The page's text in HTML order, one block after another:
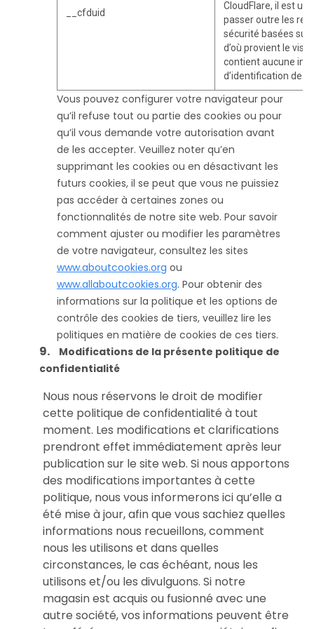
__cfduid
CloudFlare, il est
passer outre les
sécurité basées sur
d’où provient le
contient aucune
d’identification de
Vous pouvez configurer votre navigateur pour
qu’il refuse tout ou partie des cookies ou pour
qu’il vous demande votre autorisation avant
de les accepter. Veuillez noter qu’en
supprimant les cookies ou en désactivant les
futurs cookies, il se peut que vous ne puissiez
pas accéder à certaines zones ou
fonctionnalités de notre site web. Pour savoir
comment ajuster ou modifier les paramètres
de votre navigateur, consultez les sites
www.aboutcookies.org ou
www.allaboutcookies.org. Pour obtenir des
informations sur la politique et les options de
contrôle des cookies de tiers, veuillez lire les
politiques en matière de cookies de ces tiers.
Modifications de la présente politique de
confidentialité
Nous nous réservons le droit de modifier
cette politique de confidentialité à tout
moment. Les modifications et clarifications
prendront effet immédiatement après leur
publication sur le site web. Si nous apportons
des modifications importantes à cette
politique, nous vous informerons ici qu’elle a
été mise à jour, afin que vous sachiez quelles
informations nous recueillons, comment
nous les utilisons et dans quelles
circonstances, le cas échéant, nous les
utilisons et/ou les divulguons. Si notre
magasin est acquis ou fusionné avec une
autre société, vos informations peuvent être